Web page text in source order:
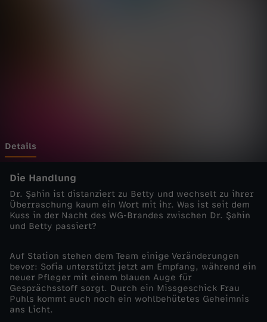
s
e
-
A
l
l
Details
Die Handlung
Dr. Şahin ist distanziert zu Betty und wechselt zu ihrer
Überraschung kaum ein Wort mit ihr. Was ist seit dem
Kuss in der Nacht des WG-Brandes zwischen Dr. Şahin
und Betty passiert?
Auf Station stehen dem Team einige Veränderungen
bevor: Sofia unterstützt jetzt am Empfang, während ein
neuer Pfleger mit einem blauen Auge für
Gesprächsstoff sorgt. Durch ein Missgeschick Frau
Puhls kommt auch noch ein wohlbehütetes Geheimnis
ans Licht.